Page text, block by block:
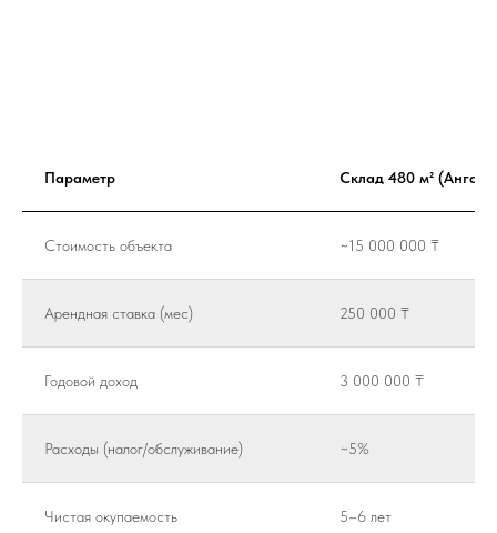
Параметр Склад 480 м² (Ангар)
Стоимость объекта ~15 000 000 ₸
Арендная ставка (мес) 250 000 ₸
Годовой доход 3 000 000 ₸
Расходы (налог/обслуживание) ~5%
Чистая окупаемость 5–6 лет